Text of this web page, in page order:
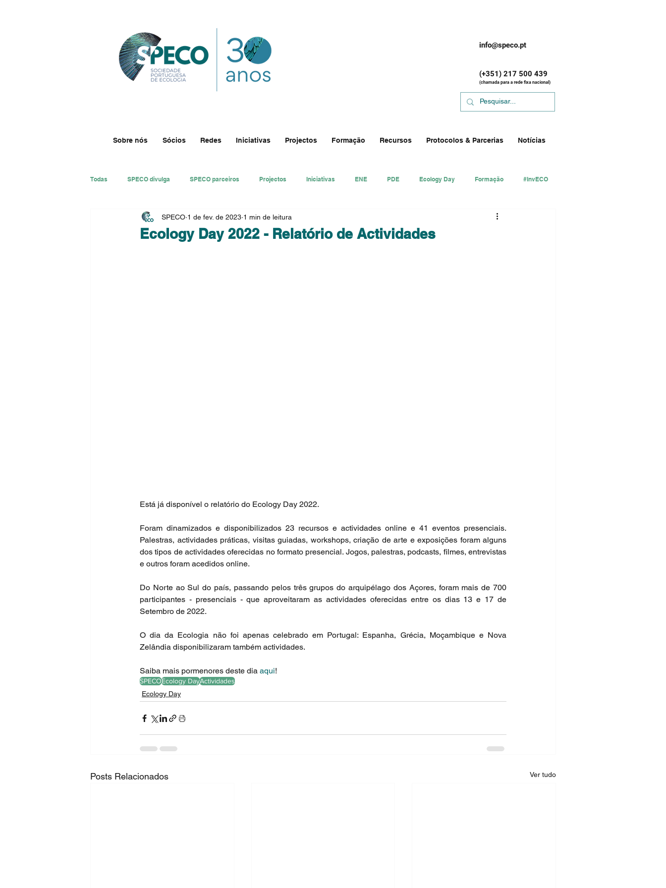
info@speco.pt
(+351) 217 500 439
(chamada para a rede fixa nacional)
Sobre nós Sócios Redes Iniciativas Projectos Formação Recursos Protocolos & Parcerias Notícias
Todas SPECO divulga SPECO parceiros Projectos Iniciativas ENE PDE Ecology Day Formação #InvECO
#DivECO Imprensa Ecologi@
Ecology Day 2022 - Relatório de Actividades
SPECO 1 de fev. de 2023 1 min de leitura
Está já disponível o relatório do Ecology Day 2022.
Foram dinamizados e disponibilizados 23 recursos e actividades online e 41 eventos presenciais.
Palestras, actividades práticas, visitas guiadas, workshops, criação de arte e exposições foram alguns
dos tipos de actividades oferecidas no formato presencial. Jogos, palestras, podcasts, filmes, entrevistas
e outros foram acedidos online.
Do Norte ao Sul do país, passando pelos três grupos do arquipélago dos Açores, foram mais de 700
participantes - presenciais - que aproveitaram as actividades oferecidas entre os dias 13 e 17 de
Setembro de 2022.
O dia da Ecologia não foi apenas celebrado em Portugal: Espanha, Grécia, Moçambique e Nova
Zelândia disponibilizaram também actividades.
Saiba mais pormenores deste dia aqui!
SPECOEcology DayActividades
Ecology Day
Posts Relacionados Ver tudo